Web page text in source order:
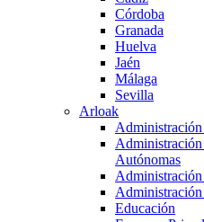
Córdoba
Granada
Huelva
Jaén
Málaga
Sevilla
Arloak
Administración
Administración
Autónomas
Educación